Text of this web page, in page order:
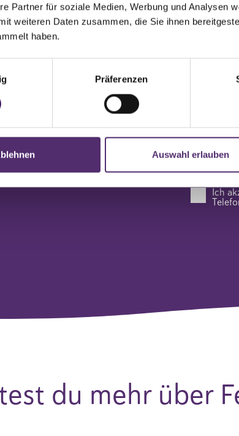
Partner für soziale Medien, Werbung und Analysen
weiteren Daten zusammen, die Sie ihnen
haben.
Präferenzen
Auswahl erlauben
Ich
du mehr über